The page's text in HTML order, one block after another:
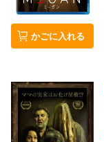
かごに入れる